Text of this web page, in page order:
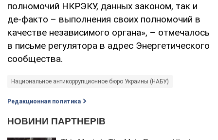
полномочий НКРЭКУ, данных законом, так и
де-факто – выполнения своих полномочий в
качестве независимого органа», – отмечалось
в письме регулятора в адрес Энергетического
сообщества.
Национальное антикоррупционное бюро Украины (НАБУ)
Редакционная политика